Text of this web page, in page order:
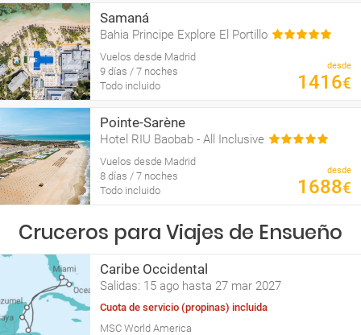
Samaná
Bahia Principe Explore El Portillo
Vuelos desde Madrid
9 días / 7 noches
Todo incluido
desde
1416€
Pointe-Sarène
Hotel RIU Baobab - All Inclusive
Vuelos desde Madrid
8 días / 7 noches
Todo incluido
desde
1688€
Cruceros para Viajes de Ensueño
Caribe Occidental
Salidas: 15 ago hasta 27 mar 2027
Cuota de servicio (propinas) incluida
MSC World America